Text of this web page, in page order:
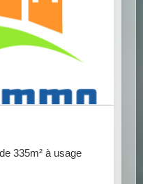
335m² à usage